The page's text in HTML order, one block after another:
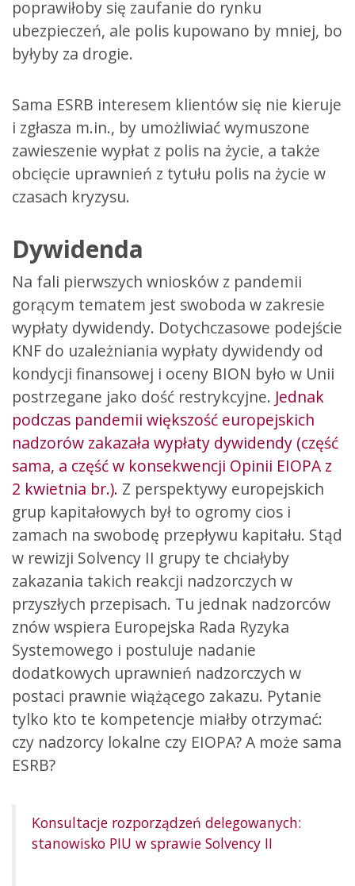
poprawiłoby się zaufanie do rynku
ubezpieczeń, ale polis kupowano by mniej, bo
byłyby za drogie.
Sama ESRB interesem klientów się nie kieruje
i zgłasza m.in., by umożliwiać wymuszone
zawieszenie wypłat z polis na życie, a także
obcięcie uprawnień z tytułu polis na życie w
czasach kryzysu.
Dywidenda
Na fali pierwszych wniosków z pandemii
gorącym tematem jest swoboda w zakresie
wypłaty dywidendy. Dotychczasowe podejście
KNF do uzależniania wypłaty dywidendy od
kondycji finansowej i oceny BION było w Unii
postrzegane jako dość restrykcyjne. Jednak
podczas pandemii większość europejskich
nadzorów zakazała wypłaty dywidendy (część
sama, a część w konsekwencji Opinii EIOPA z
2 kwietnia br.). Z perspektywy europejskich
grup kapitałowych był to ogromy cios i
zamach na swobodę przepływu kapitału. Stąd
w rewizji Solvency II grupy te chciałyby
zakazania takich reakcji nadzorczych w
przyszłych przepisach. Tu jednak nadzorców
znów wspiera Europejska Rada Ryzyka
Systemowego i postuluje nadanie
dodatkowych uprawnień nadzorczych w
postaci prawnie wiążącego zakazu. Pytanie
tylko kto te kompetencje miałby otrzymać:
czy nadzorcy lokalne czy EIOPA? A może sama
ESRB?
Konsultacje rozporządzeń delegowanych:
stanowisko PIU w sprawie Solvency II